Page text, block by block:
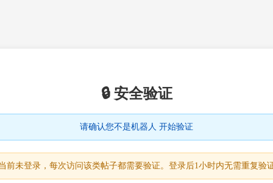
🔒 安全验证
请确认您不是机器人 开始验证
前未登录，每次访问该类帖子都需要验证。登录后1小时内无需重复验